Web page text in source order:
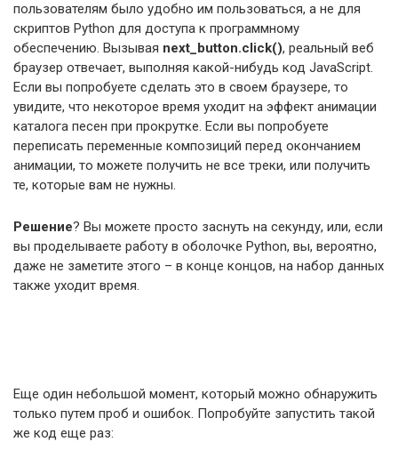
пользователям было удобно им пользоваться, а не для
скриптов Python для доступа к программному
обеспечению. Вызывая next_button.click(), реальный веб
браузер отвечает, выполняя какой-нибудь код JavaScript.
Если вы попробуете сделать это в своем браузере, то
увидите, что некоторое время уходит на эффект анимации
каталога песен при прокрутке. Если вы попробуете
переписать переменные композиций перед окончанием
анимации, то можете получить не все треки, или получить
те, которые вам не нужны.
Решение? Вы можете просто заснуть на секунду, или, если
вы проделываете работу в оболочке Python, вы, вероятно,
даже не заметите этого – в конце концов, на набор данных
также уходит время.
Еще один небольшой момент, который можно обнаружить
только путем проб и ошибок. Попробуйте запустить такой
же код еще раз: